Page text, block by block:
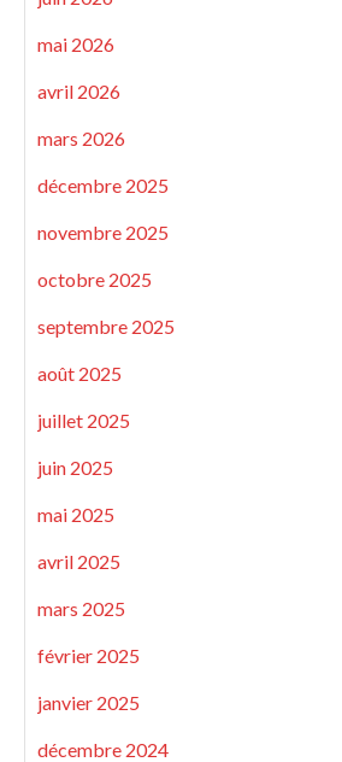
mai 2026
avril 2026
mars 2026
décembre 2025
novembre 2025
octobre 2025
septembre 2025
août 2025
juillet 2025
juin 2025
mai 2025
avril 2025
mars 2025
février 2025
janvier 2025
décembre 2024